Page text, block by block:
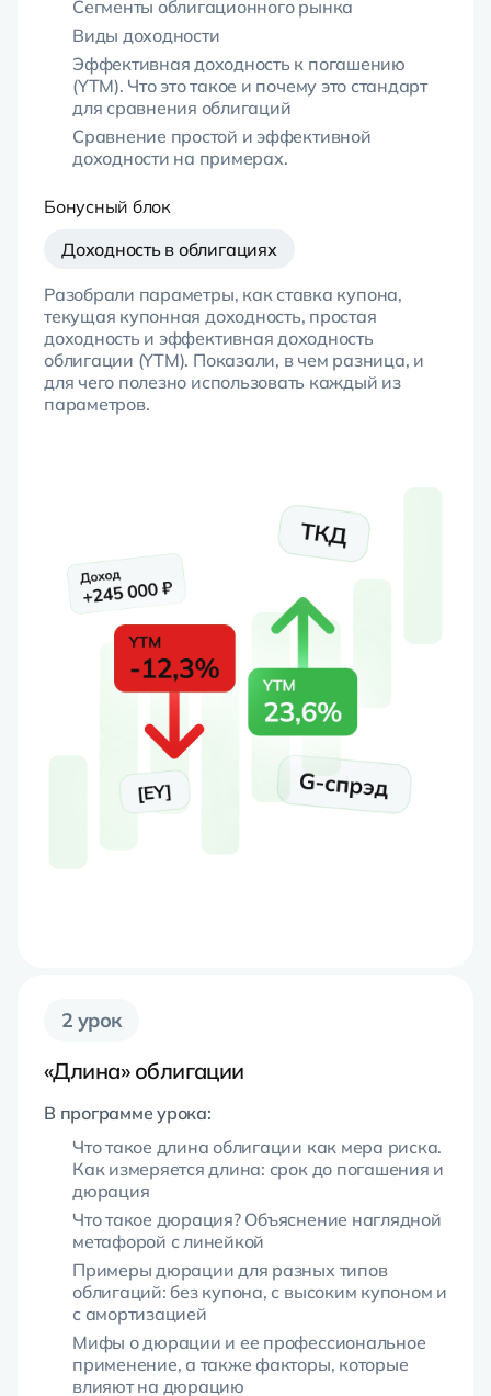
Сегменты облигационного рынка
Виды доходности
Эффективная доходность к погашению
(YTM). Что это такое и почему это стандарт
для сравнения облигаций
Сравнение простой и эффективной
доходности на примерах.
Бонусный блок
Доходность в облигациях
Разобрали параметры, как ставка купона,
текущая купонная доходность, простая
доходность и эффективная доходность
облигации (YTM). Показали, в чем разница, и
для чего полезно использовать каждый из
параметров.
2 урок
«Длина» облигации
В программе урока:
Что такое длина облигации как мера риска.
Как измеряется длина: срок до погашения и
дюрация
Что такое дюрация? Объяснение наглядной
метафорой с линейкой
Примеры дюрации для разных типов
облигаций: без купона, с высоким купоном и
с амортизацией
Мифы о дюрации и ее профессиональное
применение, а также факторы, которые
влияют на дюрацию